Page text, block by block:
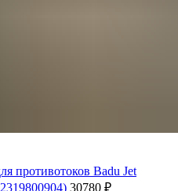
противотоков Badu Jet
30780 ₽